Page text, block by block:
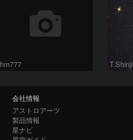
hm777 T.Shinji
会社情報
アストロアーツ
製品情報
星ナビ